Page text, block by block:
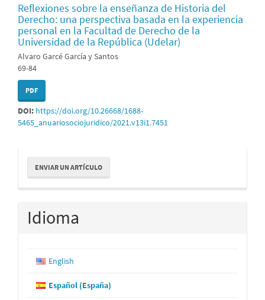
Reflexiones sobre la enseñanza de Historia del
Derecho: una perspectiva basada en la experiencia
personal en la Facultad de Derecho de la
Universidad de la República (Udelar)
Alvaro Garcé García y Santos
69-84
PDF
DOI: https://doi.org/10.26668/1688-
5465_anuariosociojuridico/2021.v13i1.7451
Enviar
un
artículo
ENVIAR UN ARTÍCULO
Idioma
English
Español (España)